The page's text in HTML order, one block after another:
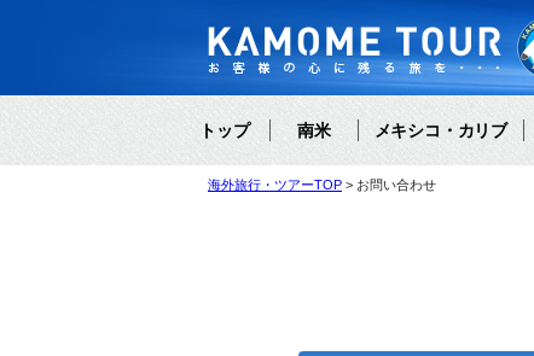
トップ 南米 メキシコ・カリブ
海外旅行・ツアーTOP お問い合わせ